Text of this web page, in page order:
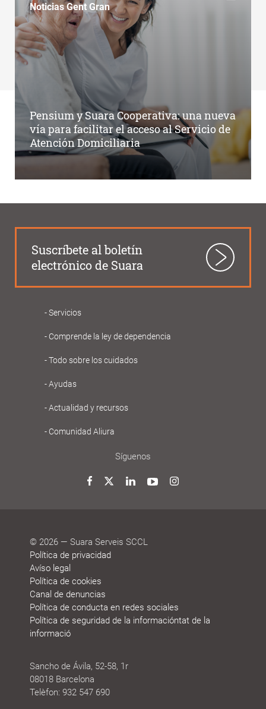
Noticias Gent Gran
Pensium y Suara Cooperativa: una nueva
vía para facilitar el acceso al Servicio de
Atención Domiciliaria
Suscríbete al boletín
electrónico de Suara
Navegació
principal
Gent
Gran
Servicios
Comprende la ley de dependencia
Todo sobre los cuidados
Ayudas
Actualidad y recursos
Comunidad Aliura
Síguenos
Facebook
TwitterLinkedInYouTubeInstagram
© 2026 — Suara Serveis SCCL
Política de privacidad
Avíso legal
Política de cookies
Canal de denuncias
Política de conducta en redes sociales
Política de seguridad de la informacióntat de la
informació
Sancho de Ávila, 52-58, 1r
08018 Barcelona
Telèfon: 932 547 690